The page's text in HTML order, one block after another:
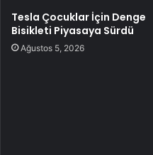
Tesla Çocuklar İçin Denge
Bisikleti Piyasaya Sürdü
Ağustos 5, 2026